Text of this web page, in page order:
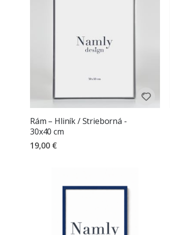
Rám – Hliník / Strieborná -
30x40 cm
19,00 €